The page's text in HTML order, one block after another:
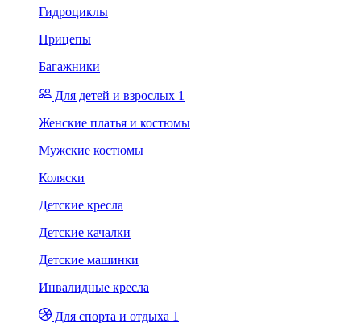
Гидроциклы
Прицепы
Багажники
Для детей и взрослых 1
Женские платья и костюмы
Мужские костюмы
Коляски
Детские кресла
Детские качалки
Детские машинки
Инвалидные кресла
Для спорта и отдыха 1